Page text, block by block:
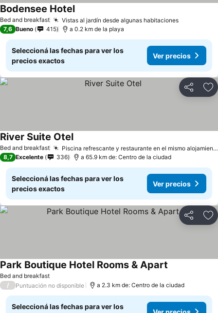
Bed and breakfast Vistas al jardín desde algunas habitaciones
Bodensee Hotel
7,6 Bueno 415 a 0.2 km de la playa
Seleccioná las fechas para ver los
precios exactos
Ver precios
Compartir
Bed and breakfast Piscina refrescante y restaurante en el mismo alojamiento
River Suite Otel
8,7 Excelente 336 a 65.9 km de: Centro de la ciudad
Seleccioná las fechas para ver los
precios exactos
Ver precios
Compartir
Bed and breakfast
Park Boutique Hotel Rooms & Apart
/ Puntuación no disponible a 2.3 km de: Centro de la ciudad
Seleccioná las fechas para ver los